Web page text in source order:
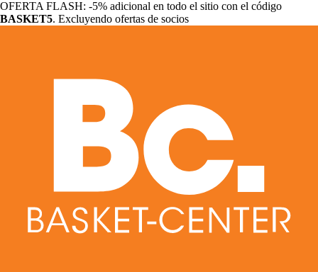
OFERTA FLASH: -5% adicional en todo el sitio con el código
BASKET5. Excluyendo ofertas de socios